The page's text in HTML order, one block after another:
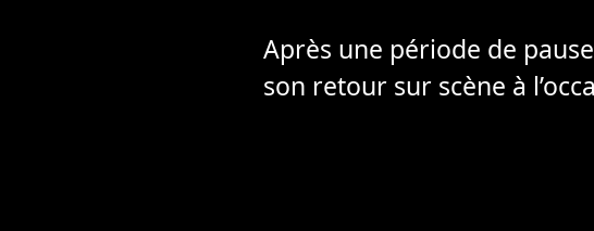
Après une période de
son retour sur scène à